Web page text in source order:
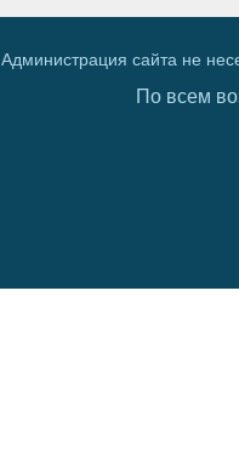
Администрация сайта не
По всем